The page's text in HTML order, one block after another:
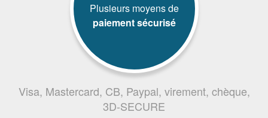
Plusieurs moyens de
paiement sécurisé
Visa, Mastercard, CB, Paypal, virement, chèque,
3D-SECURE